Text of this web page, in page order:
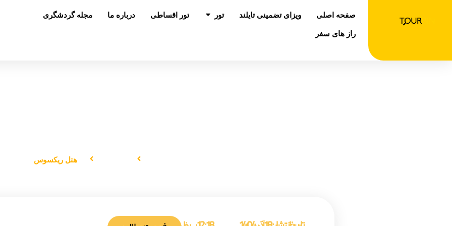
صفحه اصلی ویزای تضمینی تایلند تور باز کردن در تور
تور اقساطی درباره ما
مجله گردشگری
راز های سفر
هتل ریکسوس